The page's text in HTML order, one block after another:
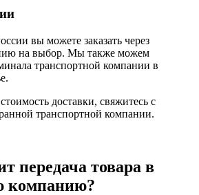
вы можете заказать через
на выбор. Мы также можем
транспортной компании в
доставки, свяжитесь с
транспортной компании.
передача товара в
компанию?